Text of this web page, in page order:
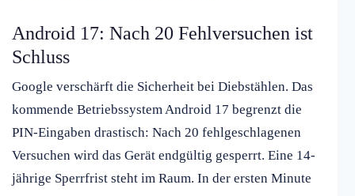
Android 17: Nach 20 Fehlversuchen ist
Schluss
Google verschärft die Sicherheit bei Diebstählen. Das
kommende Betriebssystem Android 17 begrenzt die
PIN-Eingaben drastisch: Nach 20 fehlgeschlagenen
Versuchen wird das Gerät endgültig gesperrt. Eine 14-
jährige Sperrfrist steht im Raum. In der ersten Minute